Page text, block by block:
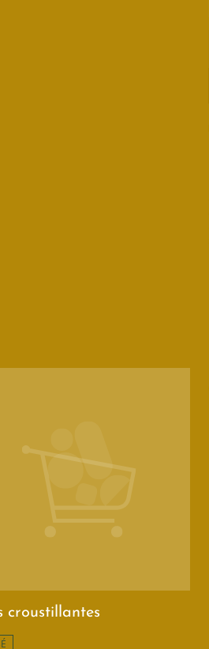
croustillantes